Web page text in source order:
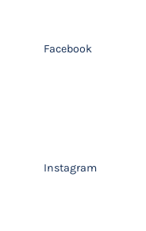
Facebook
Instagram